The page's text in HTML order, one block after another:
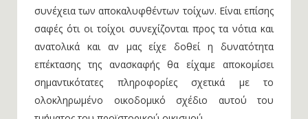
συνέχεια των αποκαλυφθέντων τοίχων. Είναι επίσης
σαφές ότι οι τοίχοι συνεχίζονται προς τα νότια και
ανατολικά και αν μας είχε δοθεί η δυνατότητα
επέκτασης της ανασκαφής θα είχαμε αποκομίσει
σημαντικότατες πληροφορίες σχετικά με το
ολοκληρωμένο οικοδομικό σχέδιο αυτού του